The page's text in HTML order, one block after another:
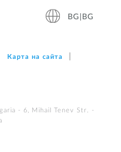
BG|BG
Карта на сайта
- 6, Mihail Tenev Str. -